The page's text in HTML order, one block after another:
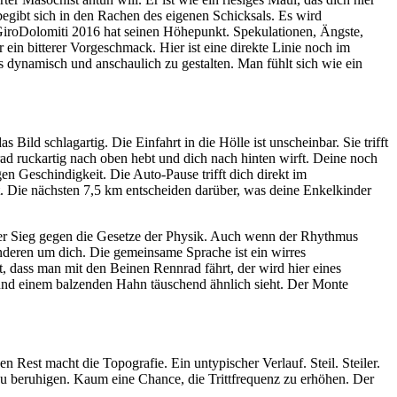
sich in den Rachen des eigenen Schicksals. Es wird
2016 hat seinen Höhepunkt. Spekulationen, Ängste,
bitterer Vorgeschmack. Hier ist eine direkte Linie noch im
und anschaulich zu gestalten. Man fühlt sich wie ein
Bild schlagartig. Die Einfahrt in die Hölle ist unscheinbar. Sie trifft
ruckartig nach oben hebt und dich nach hinten wirft. Deine noch
Geschindigkeit. Die Auto-Pause trifft dich direkt im
nächsten 7,5 km entscheiden darüber, was deine Enkelkinder
gegen die Gesetze der Physik. Auch wenn der Rhythmus
um dich. Die gemeinsame Sprache ist ein wirres
man mit den Beinen Rennrad fährt, der wird hier eines
einem balzenden Hahn täuschend ähnlich sieht. Der Monte
Rest macht die Topografie. Ein untypischer Verlauf. Steil. Steiler.
Kaum eine Chance, die Trittfrequenz zu erhöhen. Der